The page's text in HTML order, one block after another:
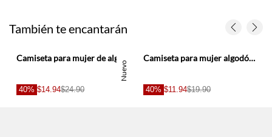
También te encantarán
Nuevo
Camiseta para mujer de algodón café fit relajado con mangas amplias
40% $14.94$24.90
Camiseta para mujer algodón beige fit ajustado con cuello barco
40% $11.94$19.90